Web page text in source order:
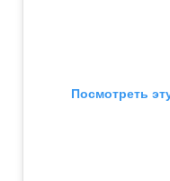
Посмотреть